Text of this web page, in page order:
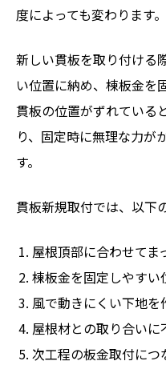
度によっても変わります。
新しい貫板を取り付ける
い位置に納め、棟板金を
貫板の位置がずれている
り、固定時に無理な力が
す。
貫板新規取付では、以下
屋根頂部に合わせてま
棟板金を固定しやすい
風で動きにくい下地を
屋根材との取り合い
次工程の板金取付につ